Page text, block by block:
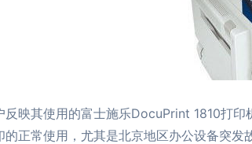
反映其使用的富士施乐DocuPrint 1810打
正常使用，尤其是北京地区办公设备突